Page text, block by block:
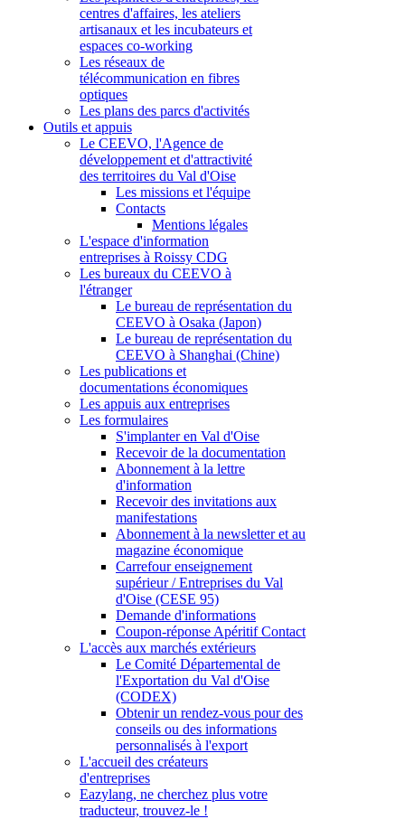
centres d'affaires, les ateliers
artisanaux et les incubateurs et
espaces co-working
Les réseaux de
télécommunication en fibres
optiques
Les plans des parcs d'activités
Outils et appuis
Le CEEVO, l'Agence de
développement et d'attractivité
des territoires du Val d'Oise
Les missions et l'équipe
Contacts
Mentions légales
L'espace d'information
entreprises à Roissy CDG
Les bureaux du CEEVO à
l'étranger
Le bureau de représentation du
CEEVO à Osaka (Japon)
Le bureau de représentation du
CEEVO à Shanghai (Chine)
Les publications et
documentations économiques
Les appuis aux entreprises
Les formulaires
S'implanter en Val d'Oise
Recevoir de la documentation
Abonnement à la lettre
d'information
Recevoir des invitations aux
manifestations
Abonnement à la newsletter et au
magazine économique
Carrefour enseignement
supérieur / Entreprises du Val
d'Oise (CESE 95)
Demande d'informations
Coupon-réponse Apéritif Contact
L'accès aux marchés extérieurs
Le Comité Départemental de
l'Exportation du Val d'Oise
(CODEX)
Obtenir un rendez-vous pour des
conseils ou des informations
personnalisés à l'export
L'accueil des créateurs
d'entreprises
Eazylang, ne cherchez plus votre
traducteur, trouvez-le !